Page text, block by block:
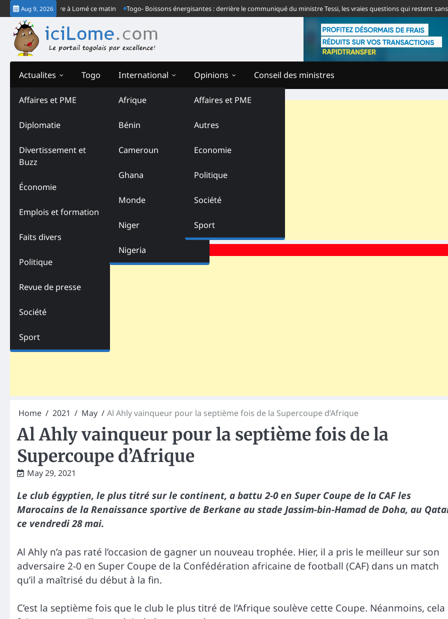
Skip
to
content
Aug 9, 2026
ordinaire à Lomé ce matin Togo- Boissons énergisantes : derrière le communiqué du ministre Tessi, les vraies questions qui restent sans
Actualites
Affaires et PME
Diplomatie
Divertissement et
Buzz
Économie
Emplois et formation
Faits divers
Politique
Revue de presse
Société
Sport
Togo International
Afrique
Bénin
Cameroun
Ghana
Monde
Niger
Nigeria
Opinions
Affaires et PME
Autres
Economie
Politique
Société
Sport
Conseil des ministres
Home 2021 May Al Ahly vainqueur pour la septième fois de la Supercoupe d’Afrique
Al Ahly vainqueur pour la septième fois de la
Supercoupe d’Afrique
May 29, 2021
Le club égyptien, le plus titré sur le continent, a battu 2-0 en Super Coupe de la CAF les
Marocains de la Renaissance sportive de Berkane au stade Jassim-bin-Hamad de Doha, au
ce vendredi 28 mai.
Al Ahly n’a pas raté l’occasion de gagner un nouveau trophée. Hier, il a pris le meilleur sur son
adversaire 2-0 en Super Coupe de la Confédération africaine de football (CAF) dans un match
qu’il a maîtrisé du début à la fin.
C’est la septième fois que le club le plus titré de l’Afrique soulève cette Coupe. Néanmoins, cela